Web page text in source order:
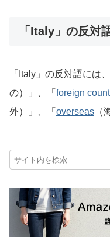
「Italy」の反対
「Italy」の反対語には
の）」、「 foreign
外）」、「 overseas （